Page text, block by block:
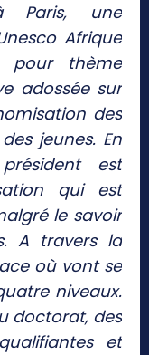
Paris, une
Afrique
pour thème
adossée sur
des
jeunes. En
est
qui est
le savoir
A travers la
où vont se
niveaux.
doctorat, des
et